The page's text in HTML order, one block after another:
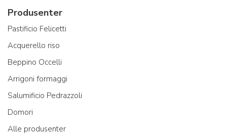
Produsenter
Pastificio Felicetti
Acquerello riso
Beppino Occelli
Arrigoni formaggi
Salumificio Pedrazzoli
Domori
Alle produsenter